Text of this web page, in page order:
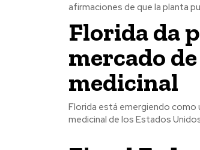
afirmaciones de que la planta
Florida da
mercado
medicinal
Florida está emergiendo como